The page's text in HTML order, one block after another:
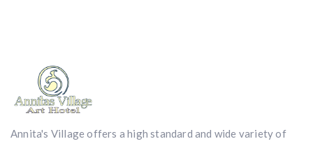
Annita's Village offers a high standard and wide variety of